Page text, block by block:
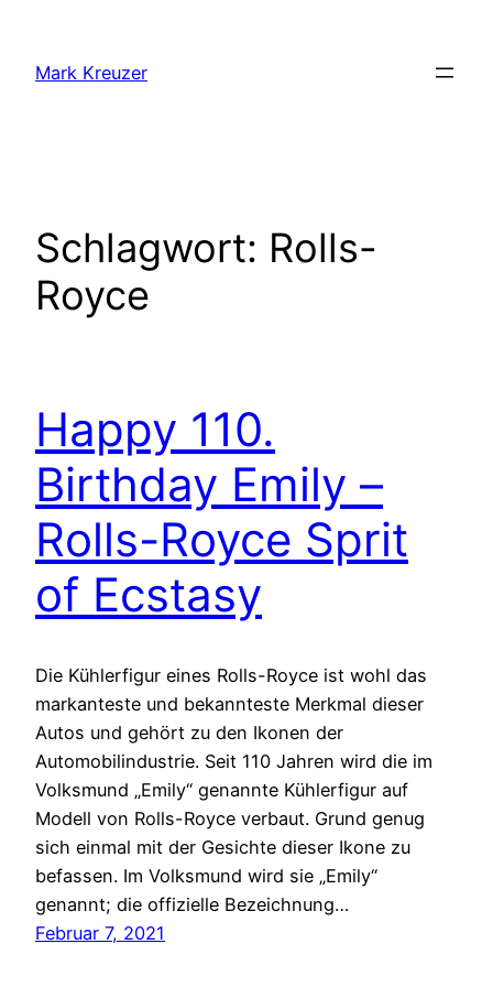
springen
Mark Kreuzer
Schlagwort: Rolls-
Royce
Happy 110.
Birthday Emily –
Rolls-Royce Sprit
of Ecstasy
Die Kühlerfigur eines Rolls-Royce ist wohl das
markanteste und bekannteste Merkmal dieser
Autos und gehört zu den Ikonen der
Automobilindustrie. Seit 110 Jahren wird die im
Volksmund „Emily“ genannte Kühlerfigur auf
Modell von Rolls-Royce verbaut. Grund genug
sich einmal mit der Gesichte dieser Ikone zu
befassen. Im Volksmund wird sie „Emily“
genannt; die offizielle Bezeichnung…
Februar 7, 2021